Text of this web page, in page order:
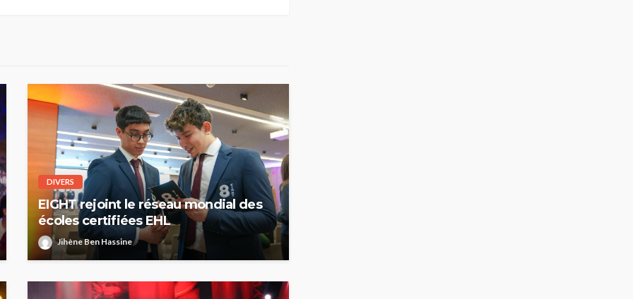
DIVERS
EIGHT rejoint le réseau mondial des
écoles certifiées EHL
Jihène Ben Hassine